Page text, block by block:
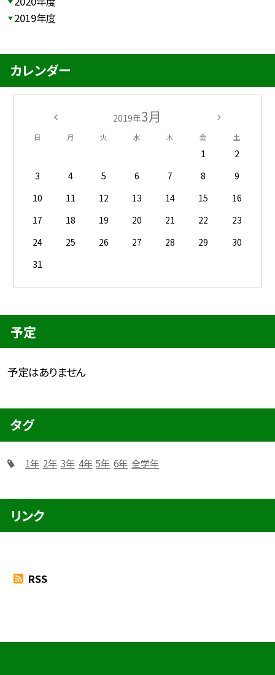
2019年度
カレンダー
2019年3月
日 月 火 水 木 金 土
1
2
3
4 5 6 7 8
9
10
11 12 13 14 15
16
17
18 19 20 21 22
23
24
25 26 27 28 29
30
31
予定
予定はありません
タグ
1年 2年 3年 4年 5年 6年 全学年
リンク
RSS